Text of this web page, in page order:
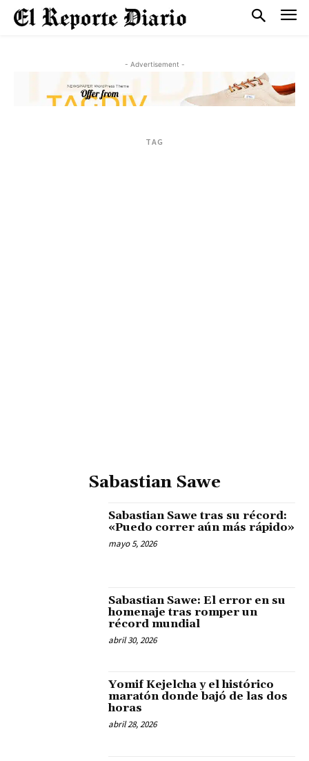
- Advertisement -
TAG
Sabastian Sawe
Sabastian Sawe tras su récord:
«Puedo correr aún más rápido»
mayo 5, 2026
Sabastian Sawe: El error en su
homenaje tras romper un
récord mundial
abril 30, 2026
Yomif Kejelcha y el histórico
maratón donde bajó de las dos
horas
abril 28, 2026